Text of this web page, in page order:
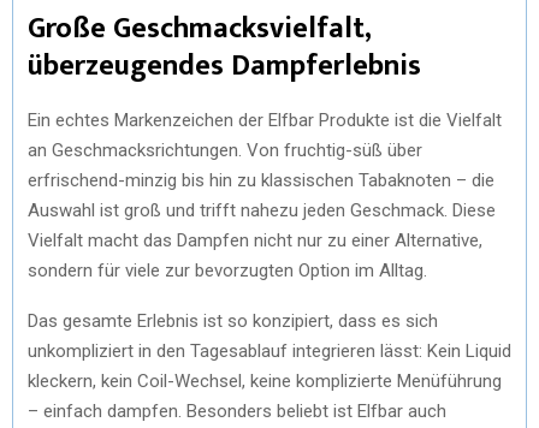
Große Geschmacksvielfalt,
überzeugendes Dampferlebnis
Ein echtes Markenzeichen der Elfbar Produkte ist die Vielfalt
an Geschmacksrichtungen. Von fruchtig-süß über
erfrischend-minzig bis hin zu klassischen Tabaknoten – die
Auswahl ist groß und trifft nahezu jeden Geschmack. Diese
Vielfalt macht das Dampfen nicht nur zu einer Alternative,
sondern für viele zur bevorzugten Option im Alltag.
Das gesamte Erlebnis ist so konzipiert, dass es sich
unkompliziert in den Tagesablauf integrieren lässt: Kein Liquid
kleckern, kein Coil-Wechsel, keine komplizierte Menüführung
– einfach dampfen. Besonders beliebt ist Elfbar auch